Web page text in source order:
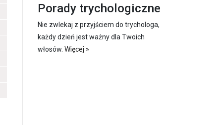
Porady trychologiczne
Nie zwlekaj z przyjściem do trychologa,
każdy dzień jest ważny dla Twoich
włosów. Więcej »